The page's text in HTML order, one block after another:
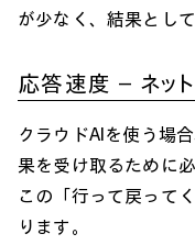
が少なく、結果とし
応答速度 ― ネッ
クラウドAIを使う場
果を受け取るために
この「行って戻って
ります。